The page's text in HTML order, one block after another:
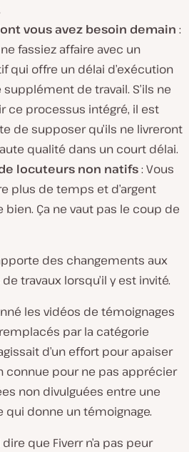
vous avez besoin demain :
fassiez affaire avec un
qui offre un délai d’exécution
de travail. S’ils ne
ce processus intégré, il est
de supposer qu’ils ne livreront
qualité dans un court délai.
locuteurs non natifs: Vous
plus de temps et d’argent
Ça ne vaut pas le coup de
des changements aux
travaux lorsqu’il y est invité.
les vidéos de témoignages
par la catégorie
d’un effort pour apaiser
connue pour ne pas apprécier
non divulguées entre une
donne un témoignage.
que Fiverr n’a pas peur